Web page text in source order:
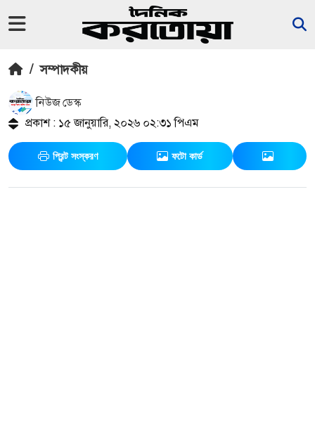
/ সম্পাদকীয়
নিউজ ডেস্ক
প্রকাশ : ১৫ জানুয়ারি, ২০২৬ ০২:৩১ পিএম
প্রিন্ট সংস্করণ ফটো কার্ড